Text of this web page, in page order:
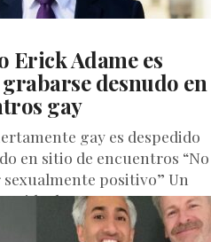
Erick Adame es
desnudo en
gay
gay es despedido
en sitio de encuentros “No
positivo” Un
de Nueva...